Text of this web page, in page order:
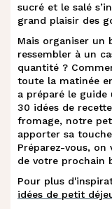
i. Toast de
j. Bruschetta
k. Les œufs,
l. Œufs
m.
Œufs
avocat
sucré et le salé
grand plaisir des
Mais organiser un
ressembler à un
quantité ?
toute la matinée
a préparé le
30 idées de
fromage, notre
apporter sa
Préparez-vous,
de votre prochain
Pour plus
idées de petit